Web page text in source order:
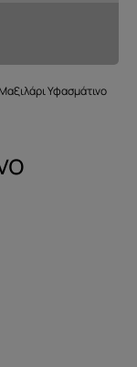
Υφασμάτινο